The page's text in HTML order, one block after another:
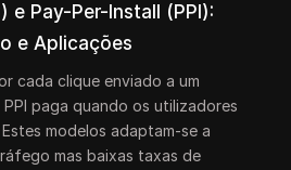
e Pay-Per-Install (PPI):
e Aplicações
cada clique enviado a um
paga quando os utilizadores
modelos adaptam-se a
mas baixas taxas de